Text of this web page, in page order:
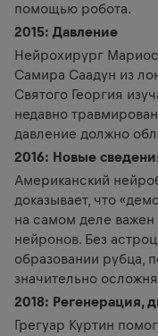
помощью робота.
2015: Давление
Нейрохирург
Самира Саадун из
Святого Георгия
недавно
давление должно
2016: Новые
Американский
доказывает, что
на самом деле
нейронов. Без
образовании рубца,
значительно
2018: Регенерация,
Грегуар Куртин